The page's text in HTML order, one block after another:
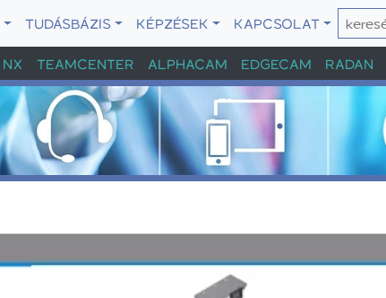
TUDÁSBÁZIS KÉPZÉSEK
KAPCSOLAT
NX TEAMCENTER ALPHACAM EDGECAM RADAN